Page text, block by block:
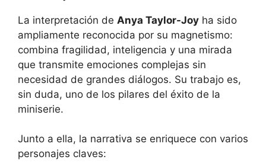
La interpretación de Anya Taylor-Joy ha sido
ampliamente reconocida por su magnetismo:
combina fragilidad, inteligencia y una mirada
que transmite emociones complejas sin
necesidad de grandes diálogos. Su trabajo es,
sin duda, uno de los pilares del éxito de la
miniserie.
Junto a ella, la narrativa se enriquece con varios
personajes claves: